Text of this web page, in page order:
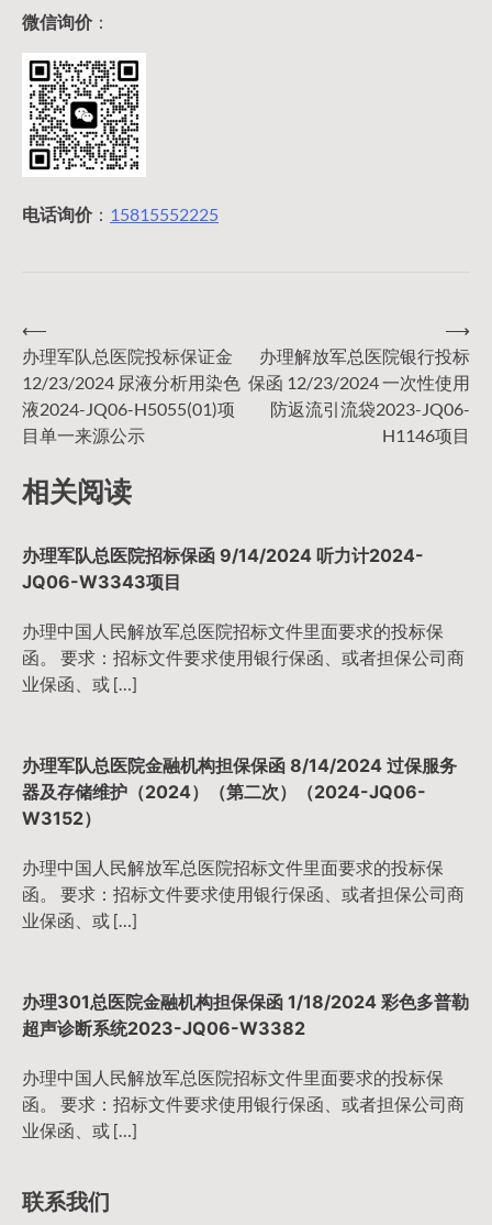
微信询价：
电话询价： 15815552225
文
章
导
⟵
办理军队总医院投标保证金
12/23/2024 尿液分析用染色
液2024-JQ06-H5055(01)项
目单一来源公示
办理解放军总医院银行投标
保函 12/23/2024 一次性使用
防返流引流袋2023-JQ06-
H1146项目
⟶
相关阅读
办理军队总医院招标保函 9/14/2024 听力计2024-
JQ06-W3343项目
办理中国人民解放军总医院招标文件里面要求的投标保
函。 要求：招标文件要求使用银行保函、或者担保公司商
业保函、或 […]
办理军队总医院金融机构担保保函 8/14/2024 过保服务
器及存储维护（2024）（第二次）（2024-JQ06-
W3152）
办理中国人民解放军总医院招标文件里面要求的投标保
函。 要求：招标文件要求使用银行保函、或者担保公司商
业保函、或 […]
办理301总医院金融机构担保保函 1/18/2024 彩色多普勒
超声诊断系统2023-JQ06-W3382
办理中国人民解放军总医院招标文件里面要求的投标保
函。 要求：招标文件要求使用银行保函、或者担保公司商
业保函、或 […]
联系我们